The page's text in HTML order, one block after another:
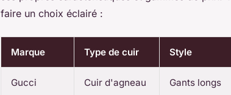
faire un choix éclairé :
Marque Type de cuir Style
Gucci Cuir d'agneau Gants longs